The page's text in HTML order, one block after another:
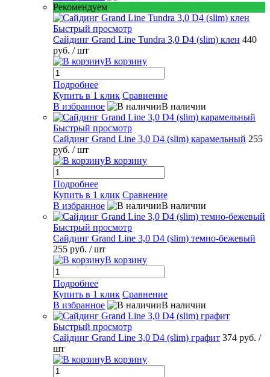
Рекомендуем
Быстрый просмотр
Сайдинг Grand Line Tundra 3,0 D4 (slim) клен 440
руб. / шт
В корзину
Подробнее
Купить в 1 клик Сравнение
В избранное
В наличии
Быстрый просмотр
Сайдинг Grand Line 3,0 D4 (slim) карамельный 255
руб. / шт
В корзину
Подробнее
Купить в 1 клик Сравнение
В избранное
В наличии
Быстрый просмотр
Сайдинг Grand Line 3,0 D4 (slim) темно-бежевый
255 руб. / шт
В корзину
Подробнее
Купить в 1 клик Сравнение
В избранное
В наличии
Быстрый просмотр
Сайдинг Grand Line 3,0 D4 (slim) графит 374 руб. /
шт
В корзину